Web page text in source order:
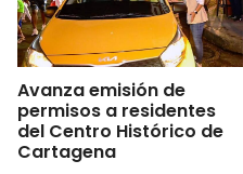
Avanza emisión de
permisos a residentes
del Centro Histórico de
Cartagena